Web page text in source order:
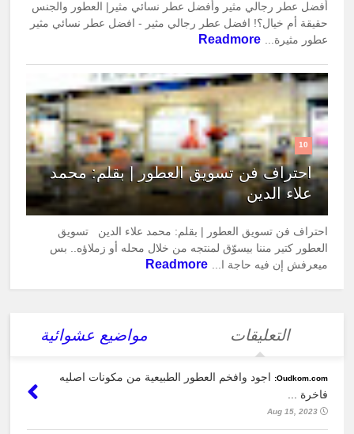
أفضل عطر رجالي مثير وأفضل عطر نسائي مثير| العطور والجنس
حقيقة أم خيال؟! افضل عطر رجالي مثير - افضل عطر نسائي مثير
عطور مثيرة... Readmore
10
احتراف فن تسويق العطور | بقلم: محمد
علاء الدين
احتراف فن تسويق العطور | بقلم: محمد علاء الدين تسويق
العطور كتير مننا بيسوّق لمنتجه من خلال محله أو زملاؤه.. بس
ميعرفش إن فيه حاجة ا... Readmore
التعليقات مواضيع عشوائية
Oudkom.com:
اجود وافخم العطور الطبيعية من مكونات اصليه
فاخرة ...
Aug 15, 2023